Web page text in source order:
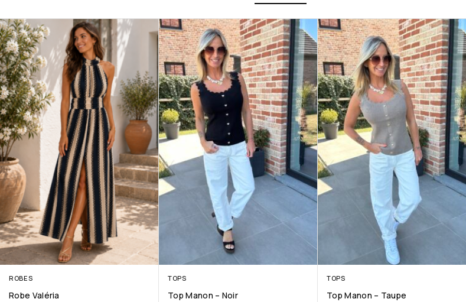
ROBES
Robe Valéria
TOPS
Top Manon – Noir
TOPS
Top Manon – Taupe